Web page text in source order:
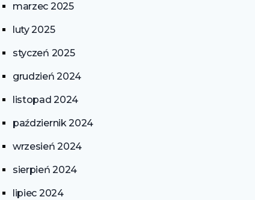
marzec 2025
luty 2025
styczeń 2025
grudzień 2024
listopad 2024
październik 2024
wrzesień 2024
sierpień 2024
lipiec 2024